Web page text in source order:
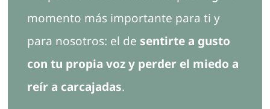
momento más importante para ti y
para nosotros: el de sentirte a gusto
con tu propia voz y perder el miedo a
reír a carcajadas.